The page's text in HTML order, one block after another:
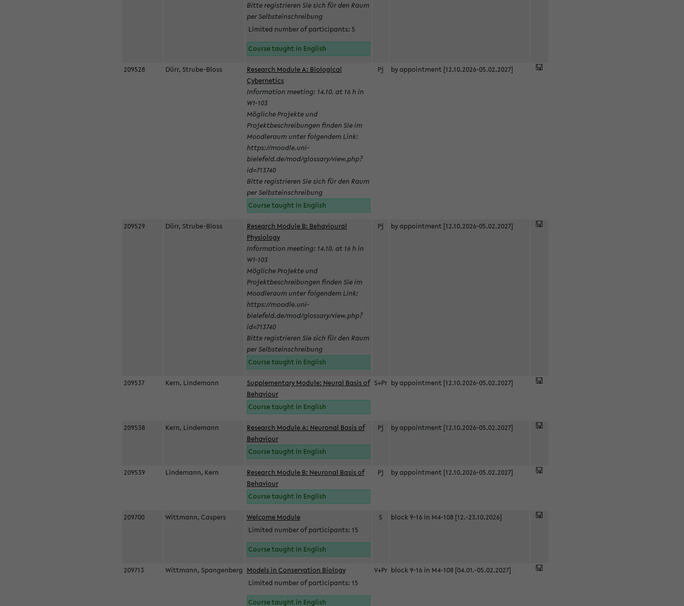
Bitte registrieren Sie sich für den Raum
per Selbsteinschreibung
Limited number of participants: 5
Course taught in English
209528 Dürr, Strube-Bloss
Research Module A: Biological
Cybernetics
Information meeting: 14.10. at 16 h in
W1-103
Mögliche Projekte und
Projektbeschreibungen finden Sie im
Moodleraum unter folgendem Link:
https://moodle.uni-
bielefeld.de/mod/glossary/view.php?
id=713740
Bitte registrieren Sie sich für den Raum
per Selbsteinschreibung
Course taught in English
Pj by appointment [12.10.2026-05.02.2027]
209529 Dürr, Strube-Bloss
Research Module B: Behavioural
Physiology
Information meeting: 14.10. at 16 h in
W1-103
Mögliche Projekte und
Projektbeschreibungen finden Sie im
Moodleraum unter folgendem Link:
https://moodle.uni-
bielefeld.de/mod/glossary/view.php?
id=713740
Bitte registrieren Sie sich für den Raum
per Selbsteinschreibung
Course taught in English
Pj by appointment [12.10.2026-05.02.2027]
209537 Kern, Lindemann
Supplementary Module: Neural Basis of
Behaviour
Course taught in English
S+Pr by appointment [12.10.2026-05.02.2027]
209538 Kern, Lindemann
Research Module A: Neuronal Basis of
Behaviour
Course taught in English
Pj by appointment [12.10.2026-05.02.2027]
209539 Lindemann, Kern
Research Module B: Neuronal Basis of
Behaviour
Course taught in English
Pj by appointment [12.10.2026-05.02.2027]
209700 Wittmann, Caspers
Welcome Module
Limited number of participants: 15
Course taught in English
S block 9-16 in M4-108 [12.-23.10.2026]
209713 Wittmann, Spangenberg Models in Conservation Biology
Limited number of participants: 15
Course taught in English
V+Pr block 9-16 in M4-108 [04.01.-05.02.2027]